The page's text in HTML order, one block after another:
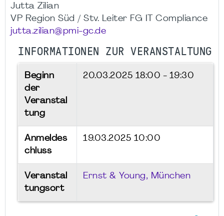
Jutta Zilian
VP Region Süd / Stv. Leiter FG IT Compliance
jutta.zilian@pmi-gc.de
INFORMATIONEN ZUR VERANSTALTUNG
Beginn
der
Veranstal
tung
20.03.2025 18:00 - 19:30
Anmeldes
chluss
19.03.2025 10:00
Veranstal
tungsort
Ernst & Young, München